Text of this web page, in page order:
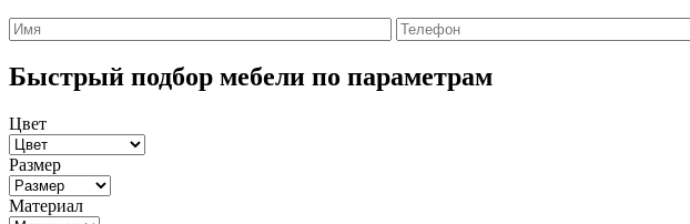
Быстрый подбор мебели по параметрам
Цвет
Размер
Материал